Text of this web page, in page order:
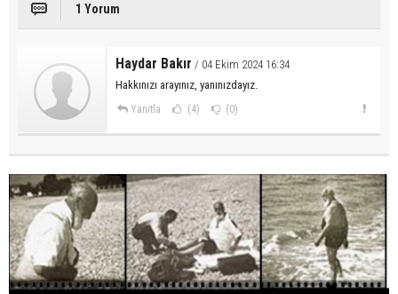
1 Yorum
Haydar Bakır / 04 Ekim 2024 16:34
Hakkınızı arayınız, yanınızdayız.
Yanıtla (4) (0)